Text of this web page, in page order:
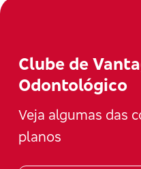
Clube de
Odontológico
Veja algumas das
planos